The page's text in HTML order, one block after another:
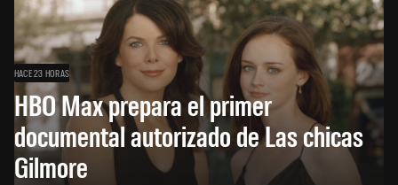
HACE 23 HORAS
HBO Max prepara el primer
documental autorizado de Las chicas
Gilmore